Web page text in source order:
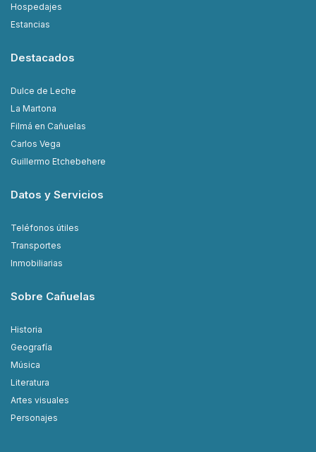
Hospedajes
Estancias
Destacados
Dulce de Leche
La Martona
Filmá en Cañuelas
Carlos Vega
Guillermo Etchebehere
Datos y Servicios
Teléfonos útiles
Transportes
Inmobiliarias
Sobre Cañuelas
Historia
Geografía
Música
Literatura
Artes visuales
Personajes